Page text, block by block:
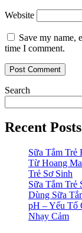
Website
Save my name,
time I comment.
Search
Recent Posts
Sữa Tắm
Từ Hoang
Trẻ Sơ Sinh
Sữa Tắm Trẻ
Dùng Sữa
pH – Yếu Tố
Nhạy Cảm